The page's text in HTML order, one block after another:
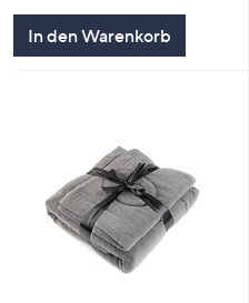
In den Warenkorb